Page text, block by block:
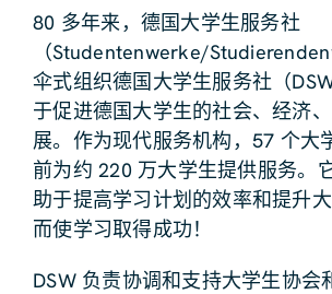
80 多年来，德国大学生服务社
（Studentenwerke/
伞式组织德国大学生服务社（
于促进德国大学生的社会、经济
展。作为现代服务机构，57 个大
前为约 220 万大学生提供服务。
助于提高学习计划的效率和提升
而使学习取得成功！
DSW 负责协调和支持大学生协会